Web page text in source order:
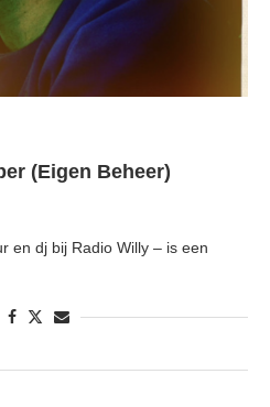
(Eigen Beheer)
en dj bij Radio Willy – is een